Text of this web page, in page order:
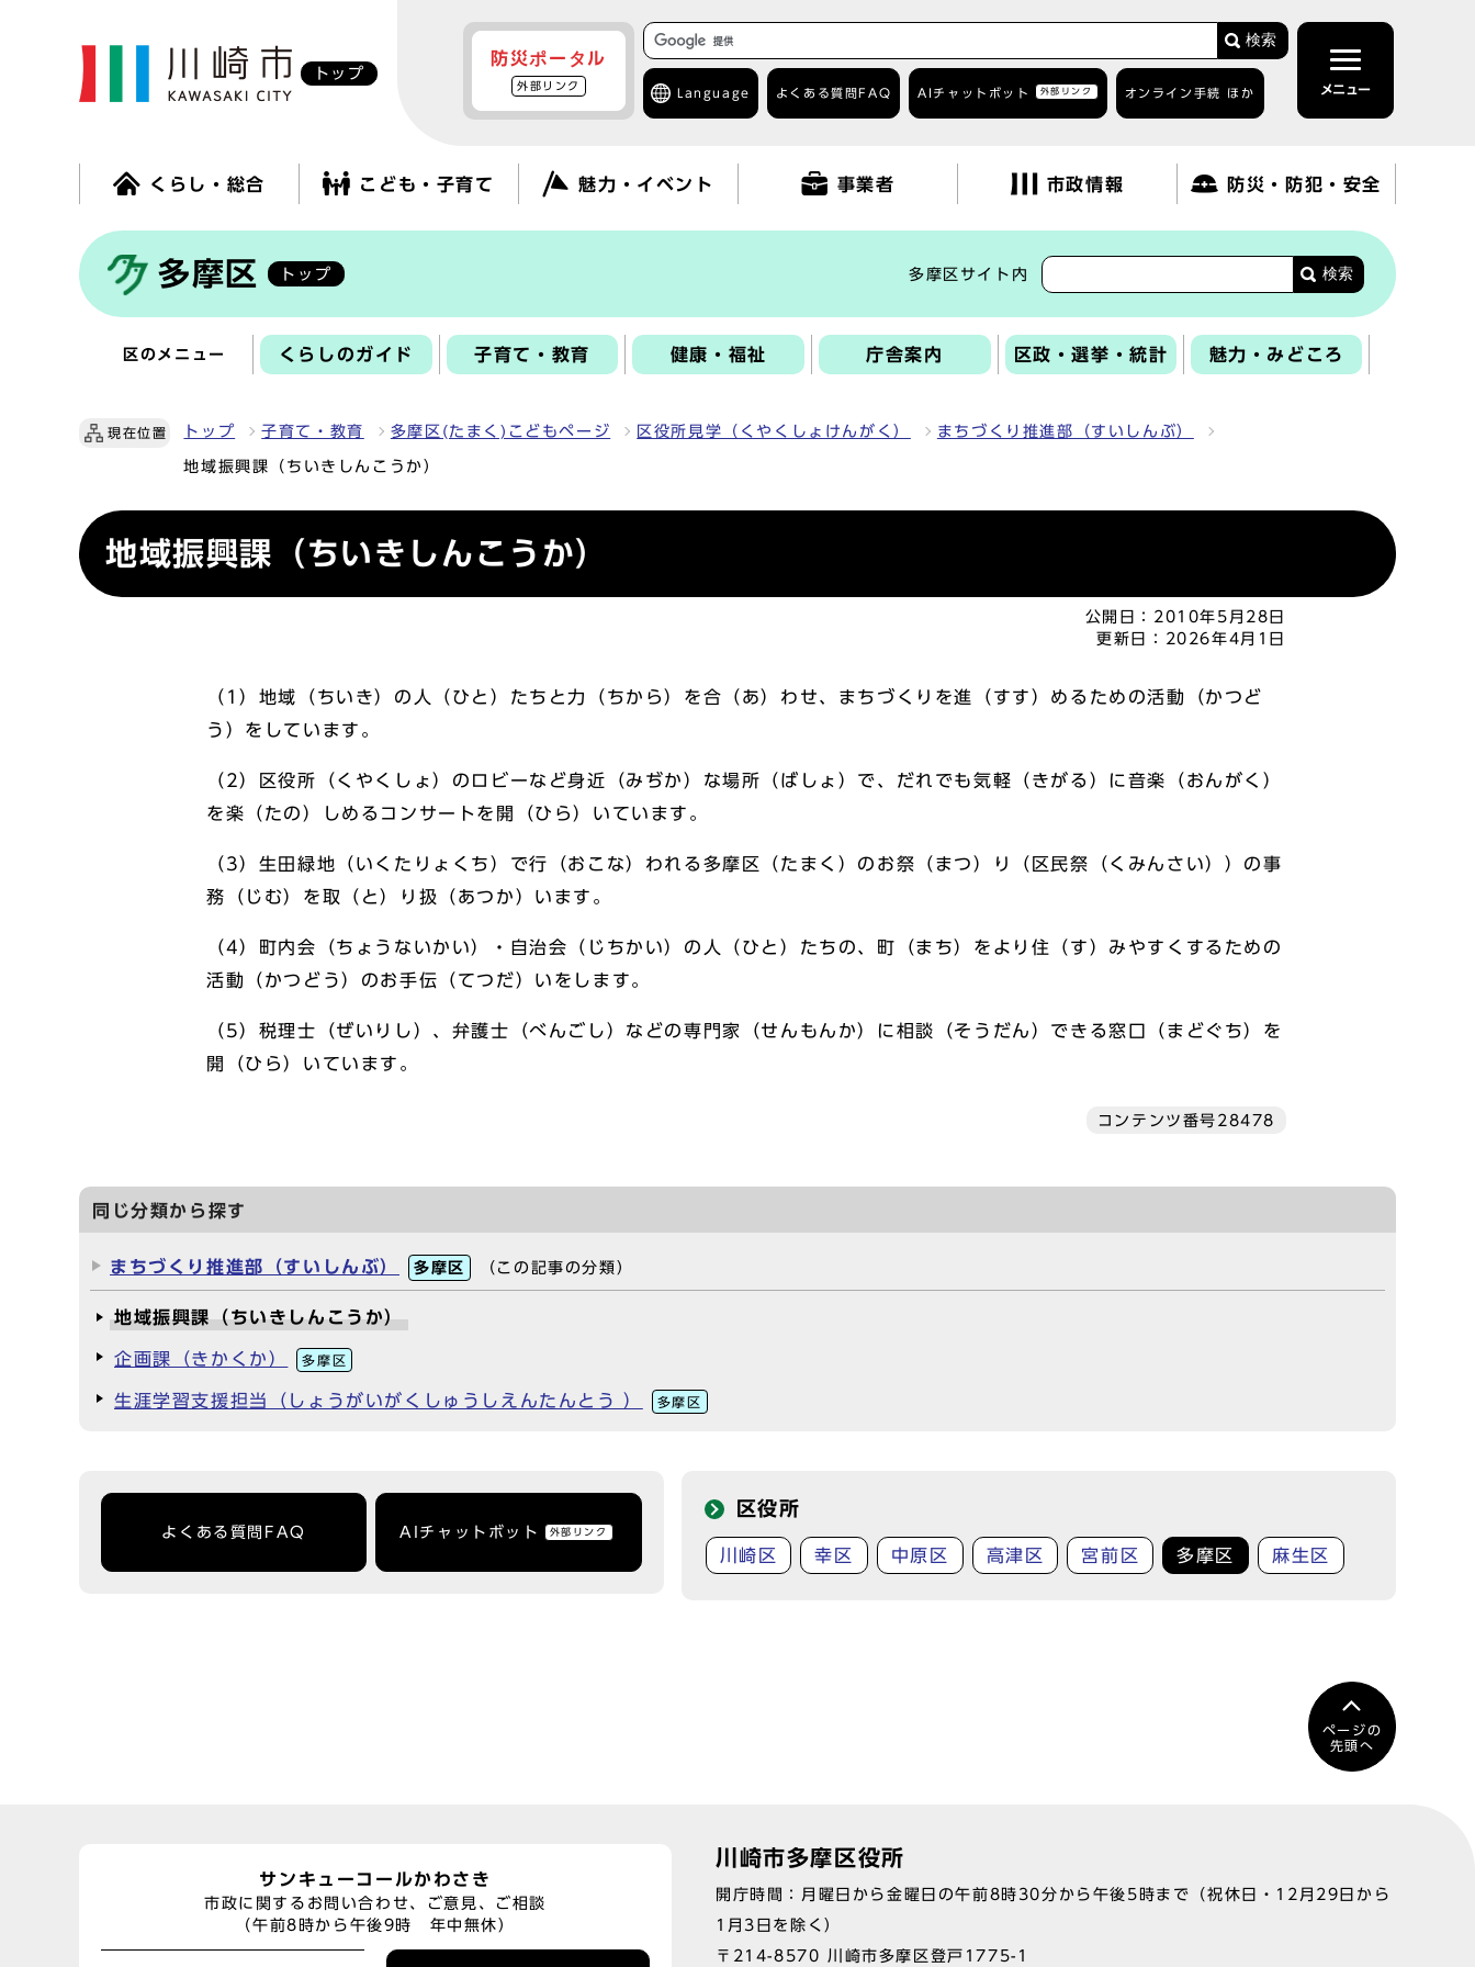
トップ
防災ポータル
外部リンク
検索
Language よくある質問 FAQ AIチャットボット 外部リンク オンライン手続 ほか メニュー
くらし・総合 こども・子育て 魅力・イベント 事業者 市政情報 防災・防犯・安全
多摩区 トップ 多摩区サイト内 検索
区のメニュー くらしのガイド 子育て・教育 健康・福祉 庁舎案内 区政・選挙・統計 魅力・みどころ
現在位置 トップ 子育て・教育 多摩区(たまく)こどもページ 区役所見学（くやくしょけんがく） まちづくり推進部（すいしんぶ）
地域振興課（ちいきしんこうか）
地域振興課（ちいきしんこうか）
公開日： 2010年5月28日
更新日：
2026年4月1日
（1）地域（ちいき）の人（ひと）たちと力（ちから）を合（あ）わせ、まちづくりを進（すす）めるための活動（かつど
う）をしています。
（2）区役所（くやくしょ）のロビーなど身近（みぢか）な場所（ばしょ）で、だれでも気軽（きがる）に音楽（おんがく）
を楽（たの）しめるコンサートを開（ひら）いています。
（3）生田緑地（いくたりょくち）で行（おこな）われる多摩区（たまく）のお祭（まつ）り（区民祭（くみんさい））の事
務（じむ）を取（と）り扱（あつか）います。
（4）町内会（ちょうないかい）・自治会（じちかい）の人（ひと）たちの、町（まち）をより住（す）みやすくするための
活動（かつどう）のお手伝（てつだ）いをします。
（5）税理士（ぜいりし）、弁護士（べんごし）などの専門家（せんもんか）に相談（そうだん）できる窓口（まどぐち）を
開（ひら）いています。
コンテンツ番号28478
同じ分類から探す
まちづくり推進部（すいしんぶ） 多摩区 （この記事の分類）
地域振興課（ちいきしんこうか）
企画課（きかくか） 多摩区
生涯学習支援担当（しょうがいがくしゅうしえんたんとう ） 多摩区
よくある質問FAQ AIチャットボット 外部リンク
区役所
川崎区 幸区 中原区 高津区 宮前区 多摩区 麻生区
ページの
先頭へ
サンキューコールかわさき
市政に関するお問い合わせ、ご意見、ご相談
（午前8時から午後9時 年中無休）
川崎市多摩区役所
開庁時間：月曜日から金曜日の午前8時30分から午後5時まで（祝休日・12月29日から
1月3日を除く）
〒214-8570 川崎市多摩区登戸1775-1